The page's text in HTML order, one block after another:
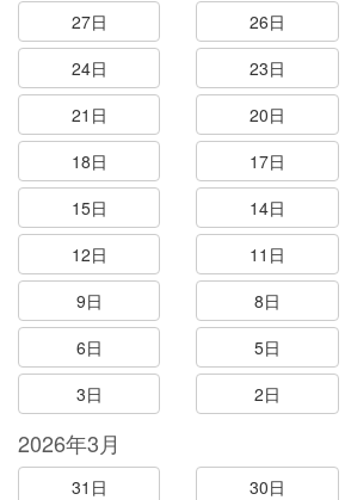
27日
26日
24日
23日
21日
20日
18日
17日
15日
14日
12日
11日
9日
8日
6日
5日
3日
2日
2026年3月
31日 30日